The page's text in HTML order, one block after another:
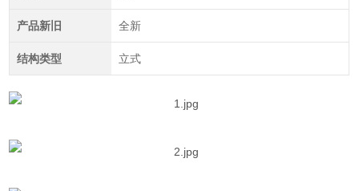
产品新旧 全新
结构类型 立式